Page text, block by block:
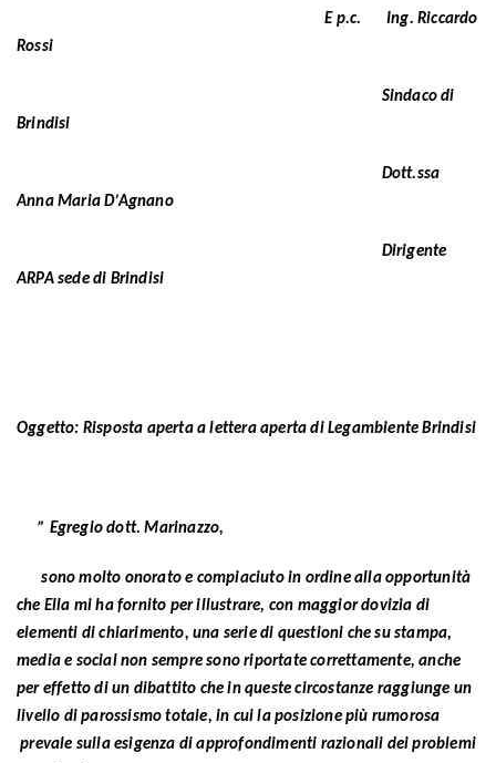
E p.c. Ing. Riccardo
Rossi
Sindaco di
Brindisi
Dott.ssa
Anna Maria D’Agnano
Dirigente
ARPA sede di Brindisi
Oggetto: Risposta aperta a lettera aperta di Legambiente Brindisi
” Egregio dott. Marinazzo,
sono molto onorato e compiaciuto in ordine alla opportunità
che Ella mi ha fornito per illustrare, con maggior dovizia di
elementi di chiarimento, una serie di questioni che su stampa,
media e social non sempre sono riportate correttamente, anche
per effetto di un dibattito che in queste circostanze raggiunge un
livello di parossismo totale, in cui la posizione più rumorosa
prevale sulla esigenza di approfondimenti razionali dei problemi